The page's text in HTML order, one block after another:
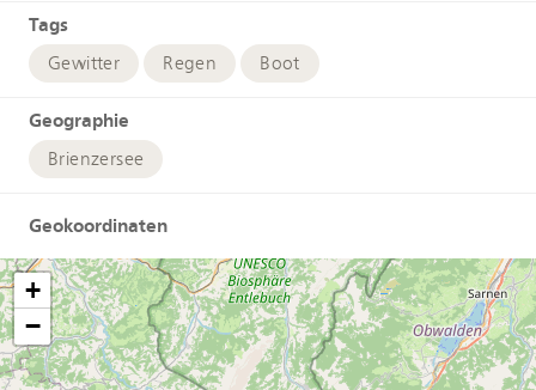
Tags
Gewitter Regen Boot
Geographie
Brienzersee
Geokoordinaten
+
−